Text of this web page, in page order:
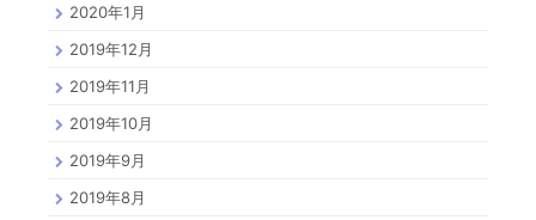
2020年1月
2019年12月
2019年11月
2019年10月
2019年9月
2019年8月